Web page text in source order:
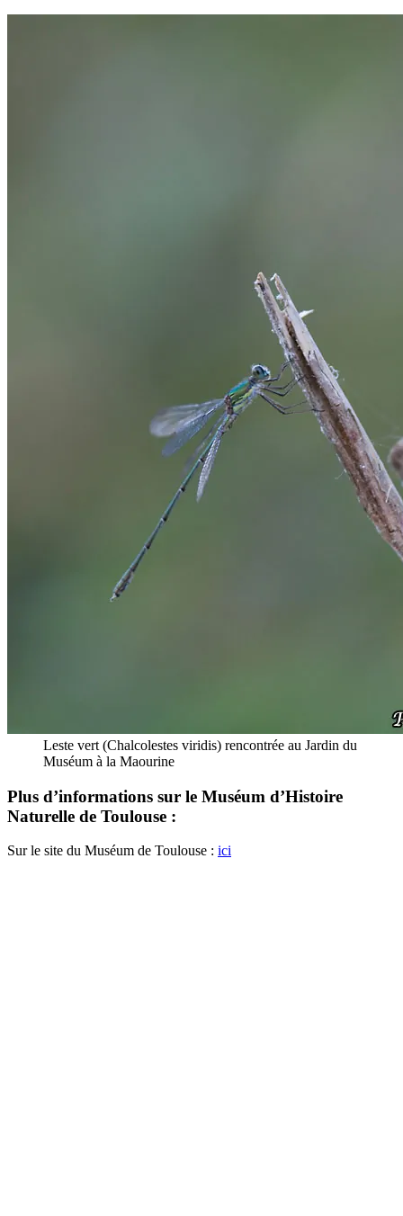
Leste vert (Chalcolestes viridis) rencontrée au Jardin du
Muséum à la Maourine
Plus d’informations sur le Muséum d’Histoire
Naturelle de Toulouse :
Sur le site du Muséum de Toulouse : ici